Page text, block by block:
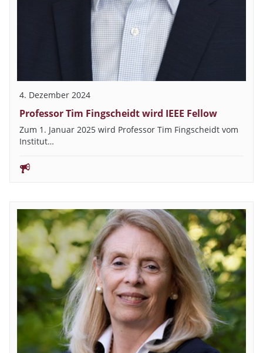
4. Dezember 2024
Professor Tim Fingscheidt wird IEEE Fellow
Zum 1. Januar 2025 wird Professor Tim Fingscheidt vom
Institut…